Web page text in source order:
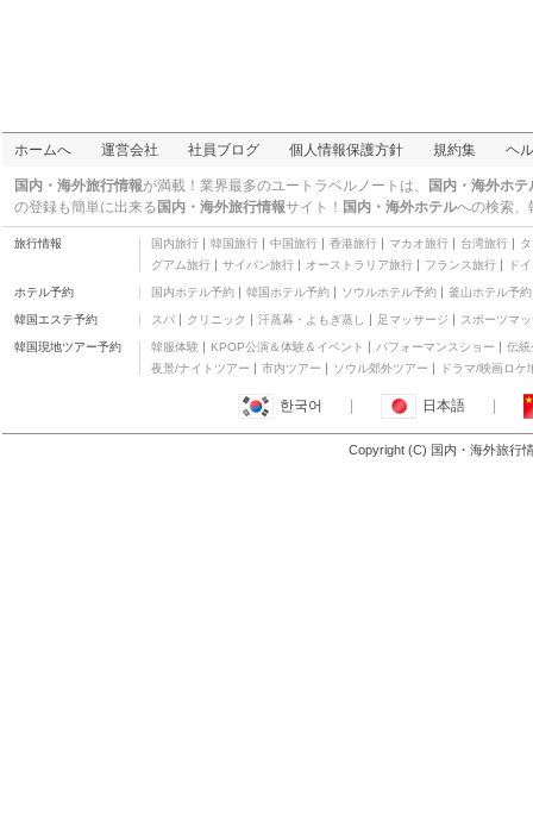
ファック ズアン リゾー
ト
三つ星
プオン ドン エアポート
ホテル
二つ星
マイ フオン エアポート
ゲストハウス
二つ星
ソー ホテル バク ニン
三つ星
メラ ホテル
三つ星
リエン ソン アパートメ
ート
四つ星
ホームへ 運営会社 社員ブログ 個人情報保護方針 規約集 ヘ
国内・海外旅行情報が満載！業界最多のユートラベルノートは、
国内・海外ホ
の登録も簡単に出来る 国内・海外旅行情報サイト！ 国内・海外ホテルへの検索、
旅行情報 国内旅行 韓国旅行 中国旅行 香港旅行 マカオ旅行 台湾旅行
グアム旅行
サイパン旅行 オーストラリア旅行 フランス旅行 ド
ホテル予約 国内ホテル予約 韓国ホテル予約 ソウルホテル予約 釜山ホテル予約
韓国エステ予約 スパ クリニック 汗蒸幕・よもぎ蒸し 足マッサージ スポーツマ
韓国現地ツアー予約 韓服体験 KPOP公演＆体験＆イベント パフォーマンスショー
伝統
夜景/ナイトツアー
市内ツアー ソウル郊外ツアー ドラマ/映画ロケ
한국어 日本語
Copyright (C) 国内・海外旅行